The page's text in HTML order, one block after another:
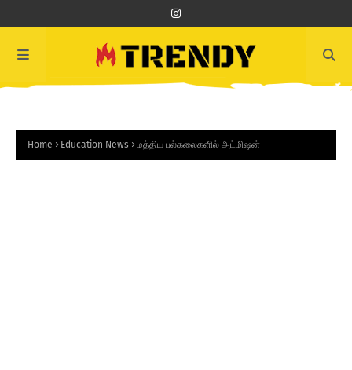
Home Education News மத்திய பல்கலைகளில் அட்மிஷன்